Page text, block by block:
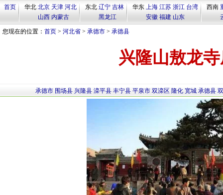
首页 华北 北京 天津 河北
山西 内蒙古
东北 辽宁 吉林
黑龙江
华东 上海 江苏 浙江 台湾
安徽 福建 山东
西南
您现在的位置： 首页 > 河北省 > 承德市 > 承德县
兴隆山敖龙
承德市 围场县 兴隆县 滦平县 丰宁县 平泉市 双滦区 隆化 宽城 承德县